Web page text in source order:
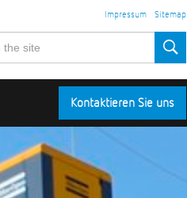
Kontaktieren Sie uns
Impressum Sitemap